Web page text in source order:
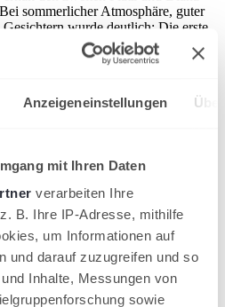
Anzeigeneinstellungen
mit Ihren Daten
verarbeiten Ihre
B. Ihre IP-Adresse, mithilfe
um Informationen auf
und darauf zuzugreifen und so
Inhalte, Messungen von
sowie
sommerlicher Atmosphäre, guter
wurde deutlich: Die erste
war mehr als ein Tennisturnier – sie
für Sport und Business.
möglich gemacht
adesso, UVN und Radio 21, die
eingebracht und
für Mitglieder, Kunden und
sportliche Aktivität und exklusives
Schon jetzt steht fest:
Die nächste Ausgabe ist für
zusätzlich mit Padel-Tennis.